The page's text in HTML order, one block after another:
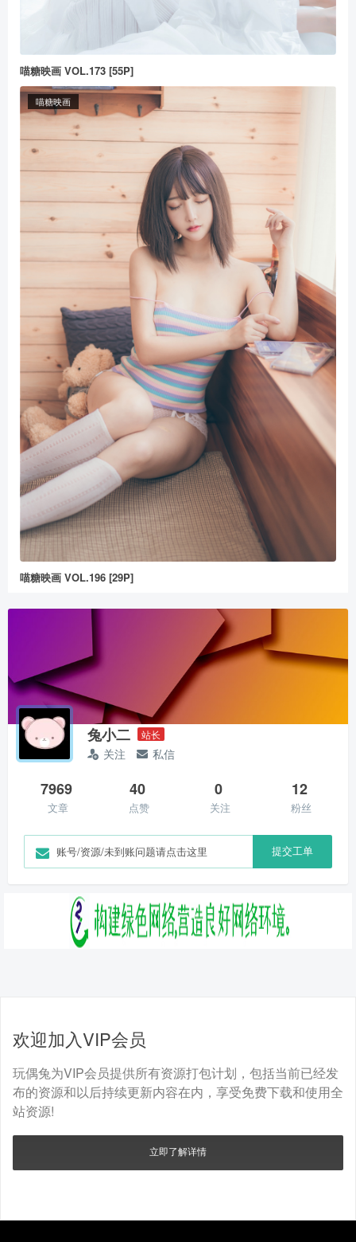
喵糖映画 VOL.173 [55P]
喵糖映画
喵糖映画 VOL.196 [29P]
兔小二 站长
关注 私信
7969
文章
40
点赞
0
关注
12
粉丝
账号/资源/未到账问题请点击这里 提交工单
欢迎加入VIP会员
玩偶兔为VIP会员提供所有资源打包计划，包括当前已经发
布的资源和以后持续更新内容在内，享受免费下载和使用全
站资源!
立即了解详情